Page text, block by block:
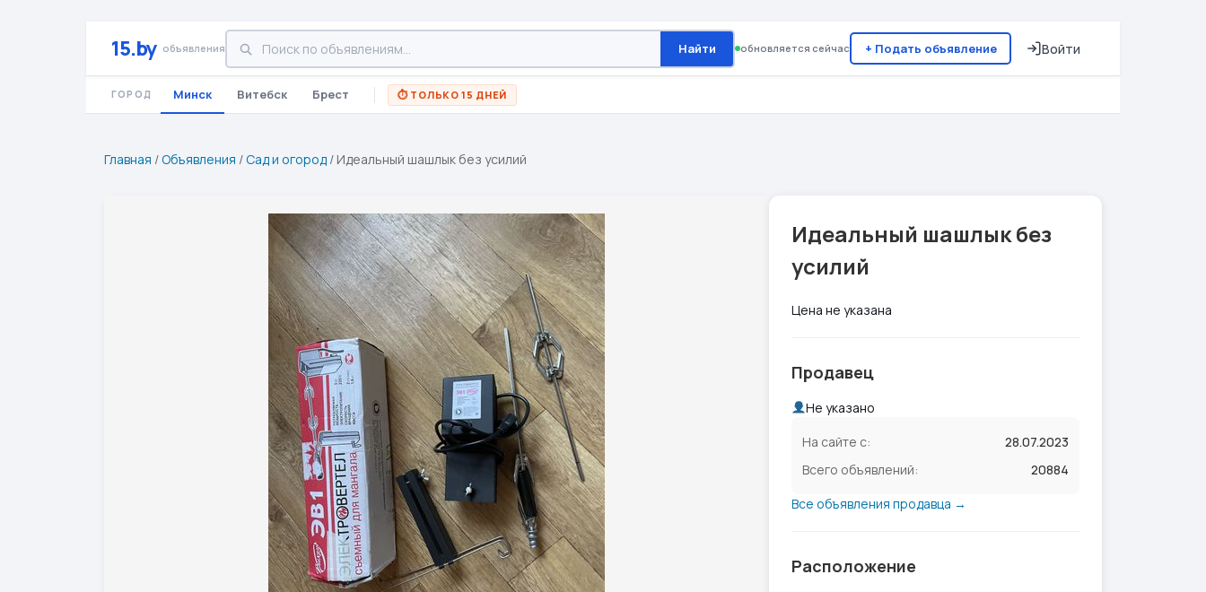
15.by объявления Найти обновляется сейчас + Подать объявление Войти
ГОРОД Минск Витебск Брест ⏱ ТОЛЬКО 15 ДНЕЙ
Главная /Объявления / Сад и огород / Идеальный шашлык без усилий
Идеальный шашлык без
усилий
Цена не указана
Продавец
Не указано
На сайте с:
28.07.2023
Всего объявлений:
20884
Все объявления продавца →
Расположение